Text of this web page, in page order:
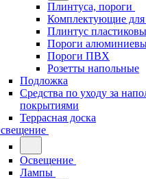
Плинтуса, пороги
Комплектующие для
Плинтус
Пороги
Пороги ПВХ
Розетты напольные
Подложка
Средства по уходу за
покрытиями
Террасная доска
Освещение
Лампы